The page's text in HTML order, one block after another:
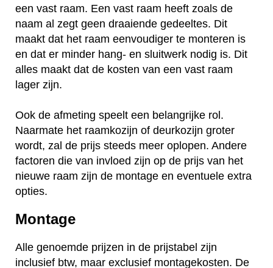
een vast raam. Een vast raam heeft zoals de
naam al zegt geen draaiende gedeeltes. Dit
maakt dat het raam eenvoudiger te monteren is
en dat er minder hang- en sluitwerk nodig is. Dit
alles maakt dat de kosten van een vast raam
lager zijn.
Ook de afmeting speelt een belangrijke rol.
Naarmate het raamkozijn of deurkozijn groter
wordt, zal de prijs steeds meer oplopen. Andere
factoren die van invloed zijn op de prijs van het
nieuwe raam zijn de montage en eventuele extra
opties.
Montage
Alle genoemde prijzen in de prijstabel zijn
inclusief btw, maar exclusief montagekosten. De